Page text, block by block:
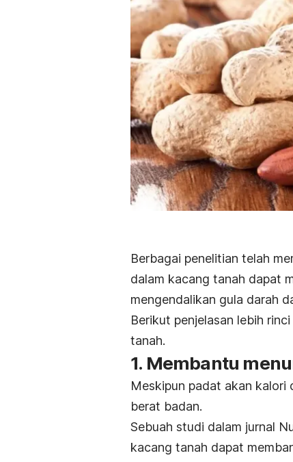
Berbagai penelitian telah
dalam kacang tanah dapat
mengendalikan gula darah
Berikut penjelasan lebih
tanah.
1. Membantu
Meskipun padat akan kalori
berat badan.
Sebuah studi dalam jurnal
kacang tanah dapat